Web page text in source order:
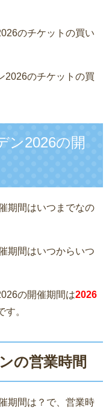
のチケットの買い
2026のチケットの買
ン2026の開
期間はいつまでなの
期間はいつからいつ
の開催期間は2026
す。
の営業時間
期間は？で、営業時